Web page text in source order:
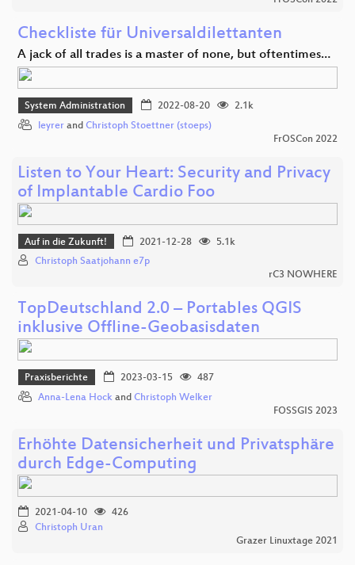
Checkliste für Universaldilettanten
A jack of all trades is a master of none, but oftentimes…
System Administration 2022-08-20
2.1k
leyrer and Christoph Stoettner (stoeps)
FrOSCon 2022
Listen to Your Heart: Security and Privacy
of Implantable Cardio Foo
Auf in die Zukunft! 2021-12-28
5.1k
Christoph Saatjohann e7p
rC3 NOWHERE
TopDeutschland 2.0 – Portables QGIS
inklusive Offline-Geobasisdaten
Praxisberichte 2023-03-15
487
Anna-Lena Hock and Christoph Welker
FOSSGIS 2023
Erhöhte Datensicherheit und Privatsphäre
durch Edge-Computing
2021-04-10
426
Christoph Uran
Grazer Linuxtage 2021